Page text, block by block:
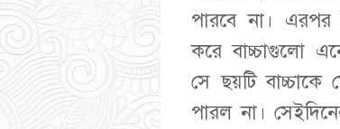
পারবে না। এরপর
করে বাচ্চাগুলো
সে ছয়টি
পারল না।